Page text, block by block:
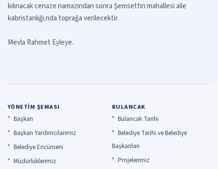
kılınacak cenaze namazından sonra Şemsettin mahallesi aile
kabristanlığı.nda toprağa verilecektir.
Mevla Rahmet Eyleye.
YÖNETIM ŞEMASI
Başkan
Başkan Yardımcılarımız
Belediye Encümeni
Müdürlüklerimiz
BULANCAK
Bulancak Tarihi
Belediye Tarihi ve Belediye
Başkanları
Projelerimiz